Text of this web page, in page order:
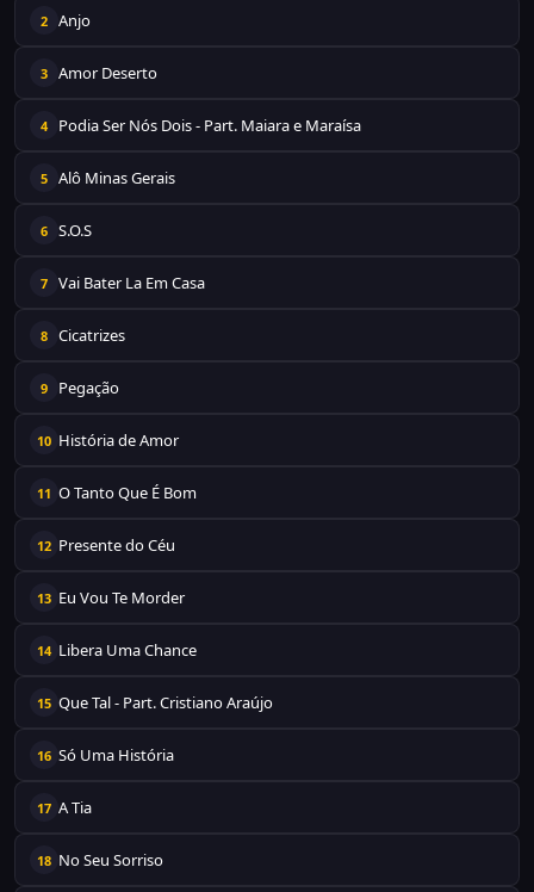
2 Anjo
3 Amor Deserto
4 Podia Ser Nós Dois - Part. Maiara e Maraísa
5 Alô Minas Gerais
6 S.O.S
7 Vai Bater La Em Casa
8 Cicatrizes
9 Pegação
10 História de Amor
11 O Tanto Que É Bom
12 Presente do Céu
13 Eu Vou Te Morder
14 Libera Uma Chance
15 Que Tal - Part. Cristiano Araújo
16 Só Uma História
17 A Tia
18 No Seu Sorriso